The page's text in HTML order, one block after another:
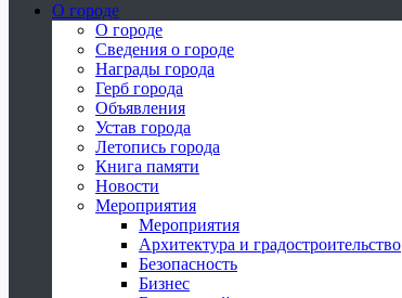
О городе
О городе
Сведения о городе
Награды города
Герб города
Объявления
Устав города
Летопись города
Книга памяти
Новости
Мероприятия
Мероприятия
Архитектура и градостроительство
Безопасность
Бизнес